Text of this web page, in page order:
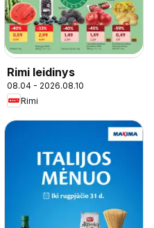
Rimi leidinys
08.04 - 2026.08.10
Rimi